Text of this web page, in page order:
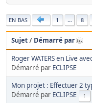
EN BAS 1 ... 8
Sujet/ Démarré par
Roger WATERS en Live
Démarré par ECLIPSE
Mon projet : Effectuer 2
Démarré par ECLIPSE 1